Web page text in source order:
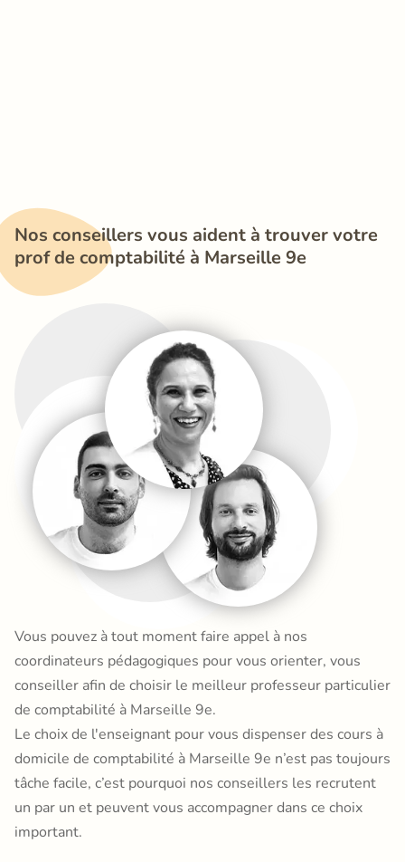
Nos conseillers vous aident à trouver votre
prof de comptabilité à Marseille 9e
Vous pouvez à tout moment faire appel à nos
coordinateurs pédagogiques pour vous orienter, vous
conseiller afin de choisir le meilleur professeur particulier
de comptabilité à Marseille 9e.
Le choix de l'enseignant pour vous dispenser des cours à
domicile de comptabilité à Marseille 9e n’est pas toujours
tâche facile, c’est pourquoi nos conseillers les recrutent
un par un et peuvent vous accompagner dans ce choix
important.